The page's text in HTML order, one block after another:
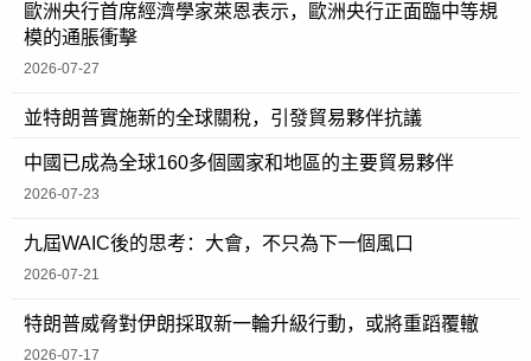
歐洲央行首席經濟學家萊恩表示，歐洲央行正面臨中等規
模的通脹衝擊
2026-07-27
並特朗普實施新的全球關稅，引發貿易夥伴抗議
中國已成為全球160多個國家和地區的主要貿易夥伴
2026-07-23
九屆WAIC後的思考：大會，不只為下一個風口
2026-07-21
特朗普威脅對伊朗採取新一輪升級行動，或將重蹈覆轍
2026-07-17